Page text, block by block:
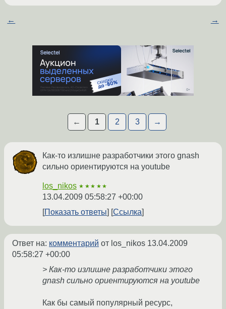
← →
← 1 2 3 →
Как-то излишне разработчики этого gnash
сильно ориентируются на youtube
los_nikos ★★★★★
13.04.2009 05:58:27 +00:00
Показать ответы
Ссылка
Ответ на: комментарий от los_nikos 13.04.2009
05:58:27 +00:00
> Как-то излишне разработчики этого
gnash сильно ориентируются на youtube
Как бы самый популярный ресурс,